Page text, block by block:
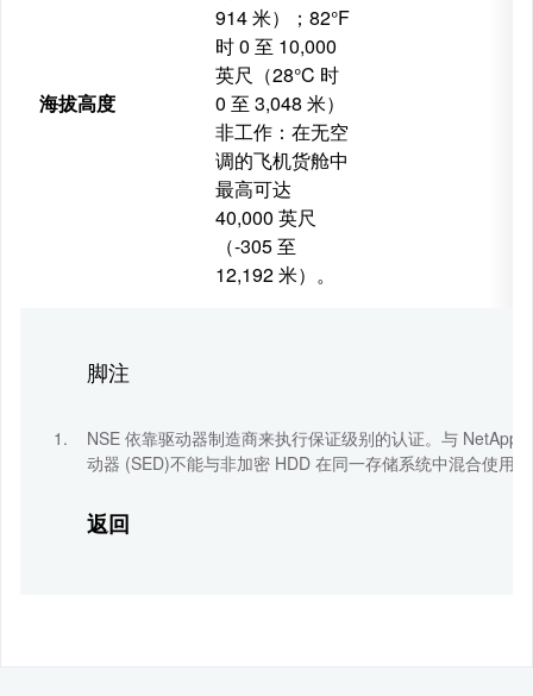
海拔高度
914 米）；82°F
时 0 至 10,000
英尺（28°C 时
0 至 3,048 米）
非工作：在无空
调的飞机货舱中
最高可达
40,000 英尺
（-305 至
12,192 米）。
脚注
NSE 依靠驱动器制造商来执行保证级别的认证。与
动器 (SED)不能与非加密 HDD 在同一存储系统中混合使用
返回